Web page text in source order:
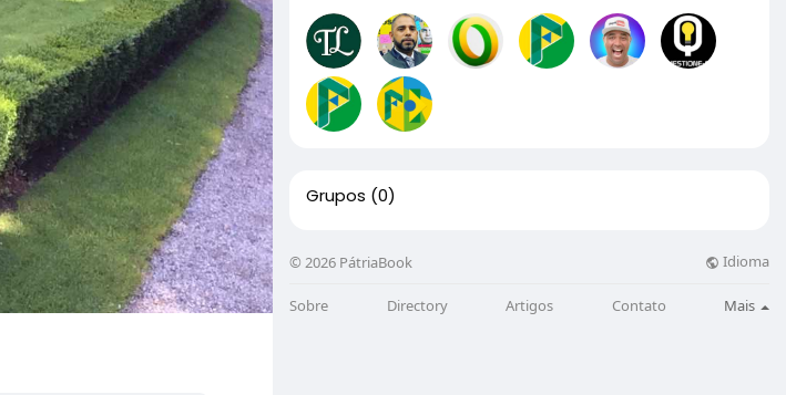
Grupos (0)
© 2026 PátriaBook Idioma
Sobre Directory Artigos Contato Mais